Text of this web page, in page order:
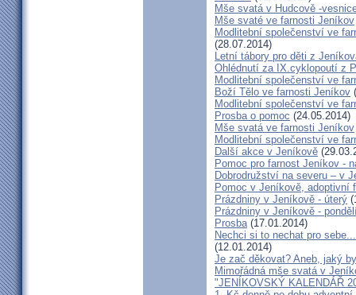
Mše svatá v Hudcově -
Mše svaté ve farnosti Jeníkov
Modlitební společenství ve
(28.07.2014)
Letní tábory pro děti z
Ohlédnutí za IX.cyklopoutí z
Modlitební společenství ve
Boží Tělo ve farnosti Jeníkov
Modlitební společenství ve
Prosba o pomoc (24.05.2014)
Mše svatá ve farnosti Jeníkov
Modlitební společenství ve
Další akce v Jeníkově
Pomoc pro farnost Jeníkov -
Dobrodružství na severu – v
Pomoc v Jeníkově, adoptivní
Prázdniny v Jeníkově - úterý
Prázdniny v Jeníkově -
Prosba(17.01.2014)
Nechci si to nechat pro
(12.01.2014)
Je zač děkovat? Aneb, jaký
Mimořádná mše svatá v
"JENÍKOVSKÝ KALENDÁŘ